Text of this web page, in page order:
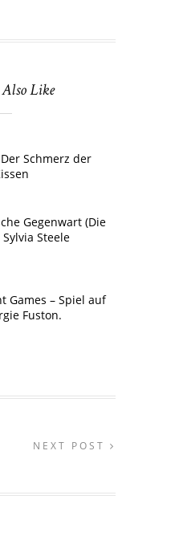
Like
Schmerz der
Gegenwart (Die
Steele
Games – Spiel auf
Fuston.
NEXT POST